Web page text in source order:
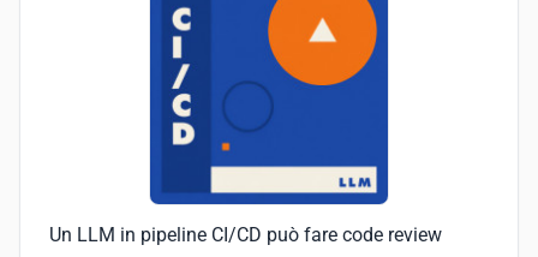
Un LLM in pipeline CI/CD può fare code review